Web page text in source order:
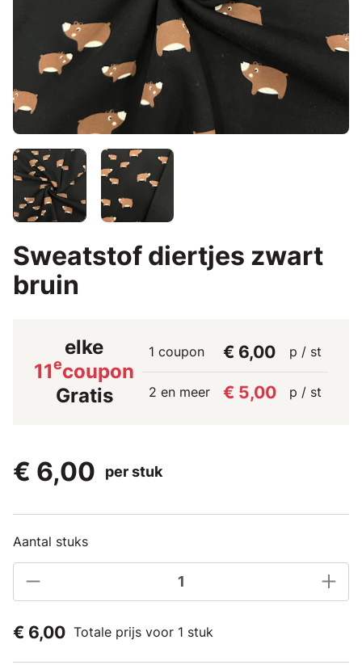
Sweatstof diertjes zwart
bruin
elke
11ecoupon
Gratis
1 coupon € 6,00 p / st
2 en meer € 5,00 p / st
€ 6,00 per stuk
Aantal stuks
€ 6,00 Totale prijs voor 1 stuk